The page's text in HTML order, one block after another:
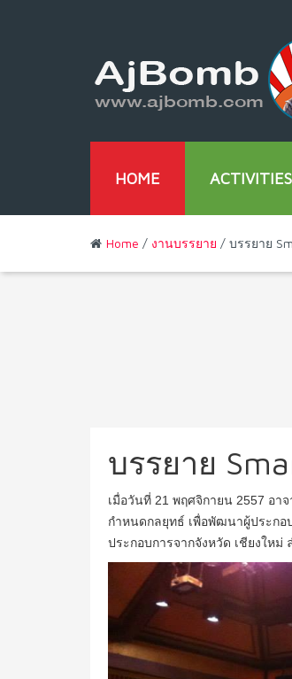
HOME ACTIVITIES
Home / งานบรรยาย / บรรยาย
บรรยาย
เมื่อวันที่ 21 พฤศจิกายน 2557 อา
กำหนดกลยุทธ์ เพื่อพัฒนาผู้ประกอ
ประกอบการจากจังหวัด เชียงให